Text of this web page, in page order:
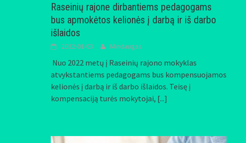
Raseinių rajone dirbantiems pedagogams
bus apmokėtos kelionės į darbą ir iš darbo
išlaidos
2022-01-03 Mindaugas
Nuo 2022 metų į Raseinių rajono mokyklas
atvykstantiems pedagogams bus kompensuojamos
kelionės į darbą ir iš darbo išlaidos. Teisę į
kompensaciją turės mokytojai, [...]